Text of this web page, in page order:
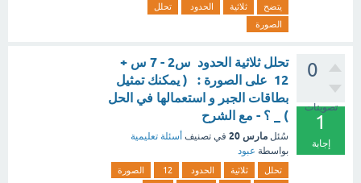
يتضح
ثلاثية الحدود
تحلل
الصورة
0
تصويتات
1
إجابة
تحلل ثلاثية الحدود س2 - 7 س +
12 على الصورة : ( يمكنك تمثيل
بطاقات الجبر و استعمالها في الحل
) _ ؟ - مع الشرح
سُئل مارس 20 في تصنيف أسئلة تعليمية
بواسطة عبود
تحلل ثلاثية الحدود 12 الصورة